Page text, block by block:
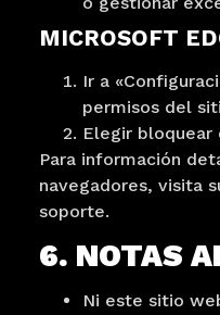
MICROSOFT
Ir a
permisos del
Elegir
Para información
navegadores, visita
soporte.
6. NOTAS
Ni este sitio